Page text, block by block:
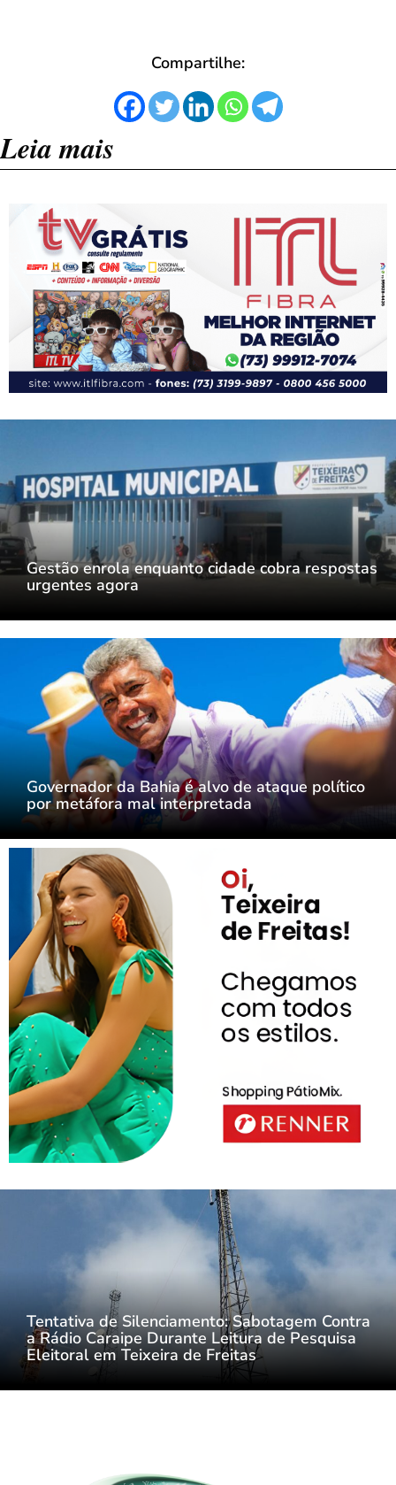
Compartilhe:
Leia mais
Gestão enrola enquanto cidade cobra respostas
urgentes agora
Governador da Bahia é alvo de ataque político
por metáfora mal interpretada
Tentativa de Silenciamento: Sabotagem Contra
a Rádio Caraipe Durante Leitura de Pesquisa
Eleitoral em Teixeira de Freitas